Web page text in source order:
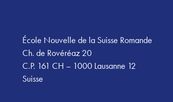
École Nouvelle de la Suisse Romande
Ch. de Rovéréaz 20
C.P. 161 CH – 1000 Lausanne 12
Suisse